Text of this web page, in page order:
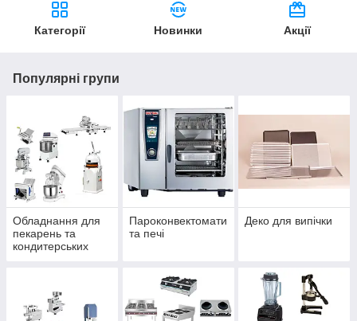
Категорії Новинки Акції
Популярні групи
Обладнання для
пекарень та
кондитерських
Пароконвектомати
та печі
Деко для випічки